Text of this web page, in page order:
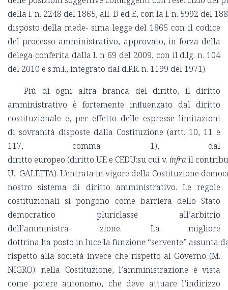
della l. n. 2248 del 1865, all. D ed E, con la l. n. 5992
disposto della mede- sima legge del 1865 con il codice
del processo amministrativo, approvato, in forza della
delega conferita dalla l. n 69 del 2009, con il d.lg. n. 104
del 2010 e s.m.i., integrato dal d.P.R. n. 1199 del 1971).
Più di ogni altra branca del diritto, il diritto
amministrativo è fortemente inﬂuenzato dal diritto
costituzionale e, per effetto delle espresse limitazioni
di sovranità disposte dalla Costituzione (artt. 10, 11 e
117, comma 1), dal
diritto europeo (diritto UE e CEDU:su cui v. infrail
U. GALETTA). L’entrata in vigore della Costituzione
nostro sistema di diritto amministrativo. Le regole
costituzionali si pongono come barriera dello Stato
democratico pluriclasse all’arbitrio
dell’amministra- zione. La migliore
dottrina ha posto in luce la funzione “servente” assunta
rispetto alla società invece che rispetto al Governo (M.
NIGRO): nella Costituzione, l’amministrazione è vista
come potere autonomo, che deve attuare l’indirizzo